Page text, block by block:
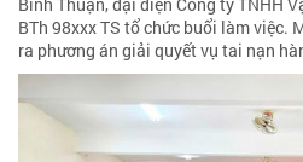
BTh 98xxx TS tổ chức buổi làm việc.
ra phương án giải quyết vụ tai nạn